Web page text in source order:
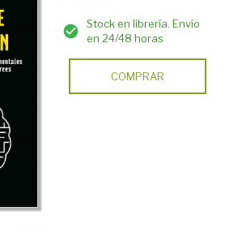
Stock en librería. Envío
en 24/48 horas
COMPRAR